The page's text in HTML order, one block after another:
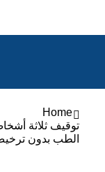
Home
توقيف ثلاثة
الطب بدون